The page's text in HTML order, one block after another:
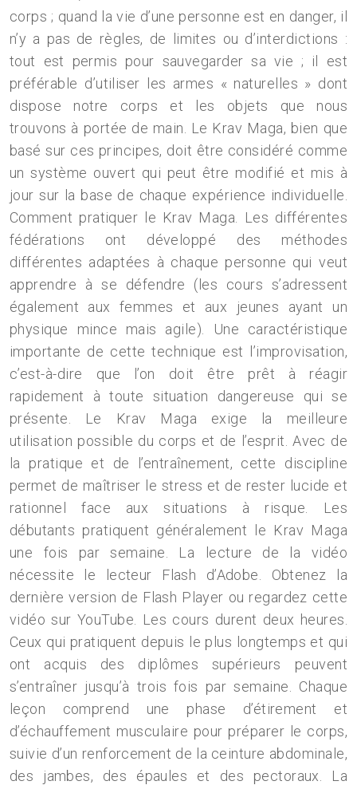
corps ; quand la vie d’une personne est en danger, il
n’y a pas de règles, de limites ou d’interdictions :
tout est permis pour sauvegarder sa vie ; il est
préférable d’utiliser les armes « naturelles » dont
dispose notre corps et les objets que nous
trouvons à portée de main. Le Krav Maga, bien que
basé sur ces principes, doit être considéré comme
un système ouvert qui peut être modifié et mis à
jour sur la base de chaque expérience individuelle.
Comment pratiquer le Krav Maga. Les différentes
fédérations ont développé des méthodes
différentes adaptées à chaque personne qui veut
apprendre à se défendre (les cours s’adressent
également aux femmes et aux jeunes ayant un
physique mince mais agile). Une caractéristique
importante de cette technique est l’improvisation,
c’est-à-dire que l’on doit être prêt à réagir
rapidement à toute situation dangereuse qui se
présente. Le Krav Maga exige la meilleure
utilisation possible du corps et de l’esprit. Avec de
la pratique et de l’entraînement, cette discipline
permet de maîtriser le stress et de rester lucide et
rationnel face aux situations à risque. Les
débutants pratiquent généralement le Krav Maga
une fois par semaine. La lecture de la vidéo
nécessite le lecteur Flash d’Adobe. Obtenez la
dernière version de Flash Player ou regardez cette
vidéo sur YouTube. Les cours durent deux heures.
Ceux qui pratiquent depuis le plus longtemps et qui
ont acquis des diplômes supérieurs peuvent
s’entraîner jusqu’à trois fois par semaine. Chaque
leçon comprend une phase d’étirement et
d’échauffement musculaire pour préparer le corps,
suivie d’un renforcement de la ceinture abdominale,
des jambes, des épaules et des pectoraux. La